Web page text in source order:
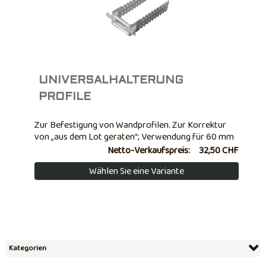
Kategorien
UNIVERSALHALTERUNG
PROFILE
Zur Befestigung von Wandprofilen. Zur Korrektur
von „aus dem Lot geraten“; Verwendung für 60 mm
breite Ständer. Verzinkter Stahl. Breite: 60 mm
Netto-Verkaufspreis: 32,50 CHF
Wählen Sie eine Variante